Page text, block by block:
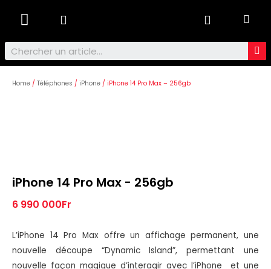
Home / Téléphones / iPhone / iPhone 14 Pro Max – 256gb
iPhone 14 Pro Max - 256gb
6 990 000Fr
L’iPhone 14 Pro Max offre un affichage permanent, une
nouvelle découpe “Dynamic Island”, permettant une
nouvelle façon magique d’interagir avec l’iPhone et une